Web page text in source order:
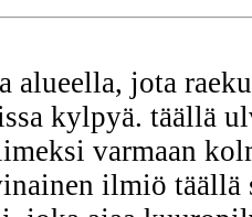
alueella, jota
kylpyä. täällä
varmaan
ilmiö täällä